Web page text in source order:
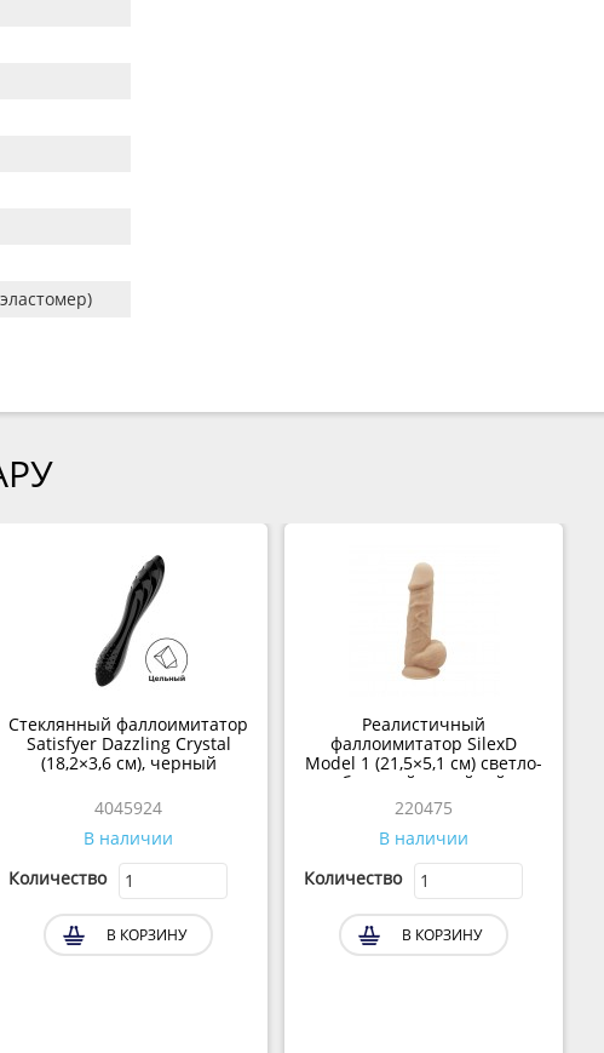
Стеклянный фаллоимитатор
Satisfyer Dazzling Crystal
(18,2×3,6 см), черный
4045924
В наличии
Количество
В КОРЗИНУ
Реалистичный
фаллоимитатор SilexD
Model 1 (21,5×5,1 см) светло-
бежевый с двойной
плотностью
220475
В наличии
Количество
В КОРЗИНУ